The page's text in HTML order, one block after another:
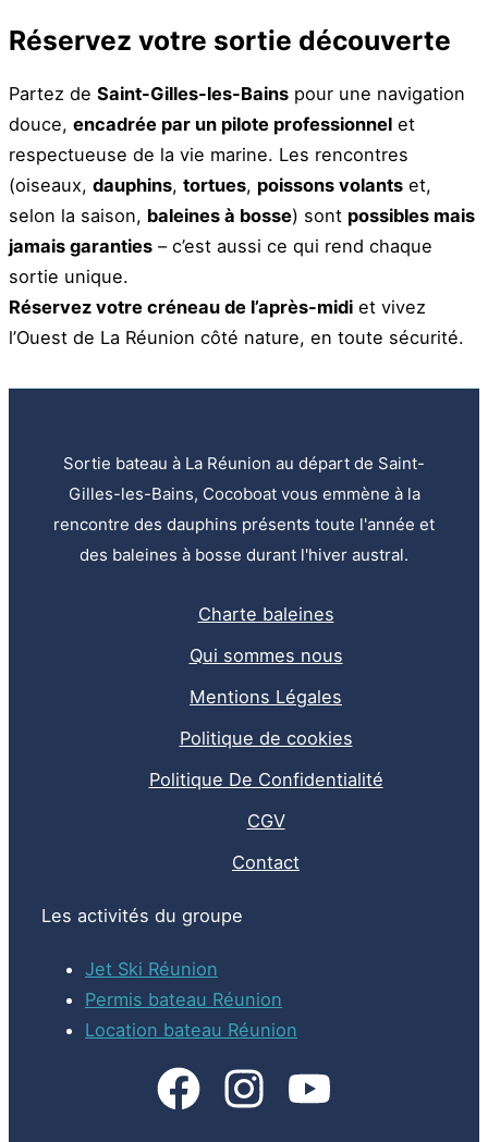
Réservez votre sortie découverte
Partez de Saint-Gilles-les-Bains pour une navigation
douce, encadrée par un pilote professionnel et
respectueuse de la vie marine. Les rencontres
(oiseaux, dauphins, tortues, poissons volants et,
selon la saison, baleines à bosse) sont possibles mais
jamais garanties – c’est aussi ce qui rend chaque
sortie unique.
Réservez votre créneau de l’après-midi et vivez
l’Ouest de La Réunion côté nature, en toute sécurité.
Sortie bateau à La Réunion au départ de Saint-
Gilles-les-Bains, Cocoboat vous emmène à la
rencontre des dauphins présents toute l'année et
des baleines à bosse durant l'hiver austral.
Charte baleines
Qui sommes nous
Mentions Légales
Politique de cookies
Politique De Confidentialité
CGV
Contact
Les activités du groupe
Jet Ski Réunion
Permis bateau Réunion
Location bateau Réunion